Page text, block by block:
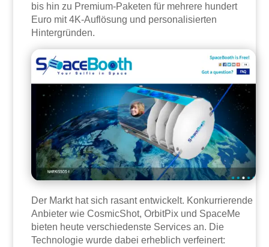
bis hin zu Premium-Paketen für mehrere hundert
Euro mit 4K-Auflösung und personalisierten
Hintergründen.
Der Markt hat sich rasant entwickelt. Konkurrierende
Anbieter wie CosmicShot, OrbitPix und SpaceMe
bieten heute verschiedenste Services an. Die
Technologie wurde dabei erheblich verfeinert: